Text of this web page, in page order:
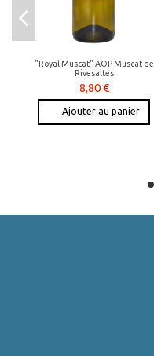
"Royal Muscat" AOP Muscat de
Rivesaltes
8,80 €
Ajouter au panier